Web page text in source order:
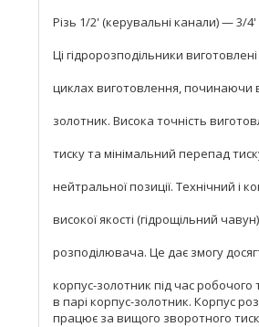
Різь 1/2' (керувальні канали) — 3/
Ці гідророзподільники
циклах виготовлення, починаючи
золотник. Висока точність
тиску та мінімальний перепад
нейтральної позиції. Технічний і
високої якості (гідрощільний
розподілювача. Це дає змогу
корпус-золотник під час робочого
в парі корпус-золотник. Корпус
працює за вищого зворотного